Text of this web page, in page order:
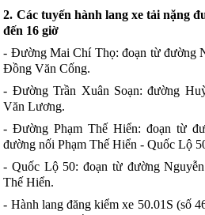
2. Các tuyến hành lang xe tải nặng
đến 16 giờ
- Đường Mai Chí Thọ: đoạn từ đường
Đồng Văn Cống.
- Đường Trần Xuân Soạn: đường
Văn Lương.
- Đường Phạm Thế Hiển: đoạn từ
đường nối Phạm Thế Hiển - Quốc Lộ
- Quốc Lộ 50: đoạn từ đường
Thế Hiển.
- Hành lang đăng kiểm xe 50.01S (số